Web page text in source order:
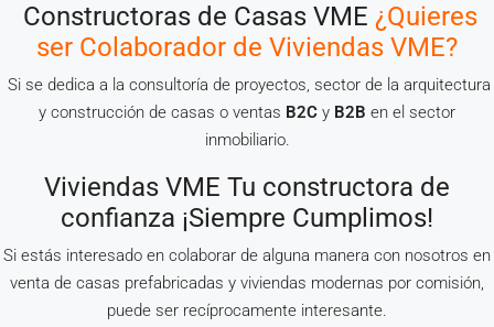
Constructoras de Casas VME ¿Quieres
ser Colaborador de Viviendas VME?
Si se dedica a la consultoría de proyectos, sector de la arquitectura
y construcción de casas o ventas B2C y B2B en el sector
inmobiliario.
Viviendas VME Tu constructora de
confianza ¡Siempre Cumplimos!
Si estás interesado en colaborar de alguna manera con nosotros en
venta de casas prefabricadas y viviendas modernas por comisión,
puede ser recíprocamente interesante.